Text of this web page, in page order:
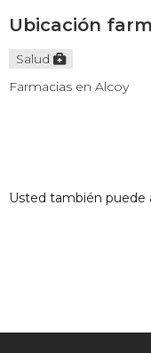
Ubicación
Salud
Farmacias en Alcoy
Usted también puede